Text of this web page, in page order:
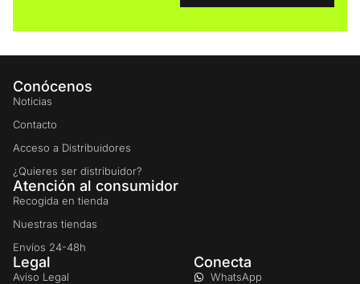
Conócenos
Noticias
Contacto
Acceso a Distribuidores
¿Quieres ser distribuidor?
Atención al consumidor
Recogida en tienda
Nuestras tiendas
Envíos 24-48h
Legal
Aviso Legal
Conecta
WhatsApp